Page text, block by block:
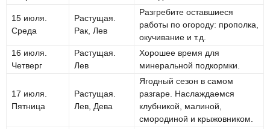
15 июля.
Среда
Растущая.
Рак, Лев
Разгребите оставшиеся
работы по огороду: прополка,
окучивание и т.д.
16 июля.
Четверг
Растущая.
Лев
Хорошее время для
минеральной подкормки.
17 июля.
Пятница
Растущая.
Лев, Дева
Ягодный сезон в самом
разгаре. Наслаждаемся
клубникой, малиной,
смородиной и крыжовником.